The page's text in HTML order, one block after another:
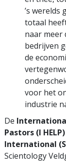
’s
totaal
naar meer
bedrijven
de
voor het
industrie
De
Pastors (I
International
Scientology